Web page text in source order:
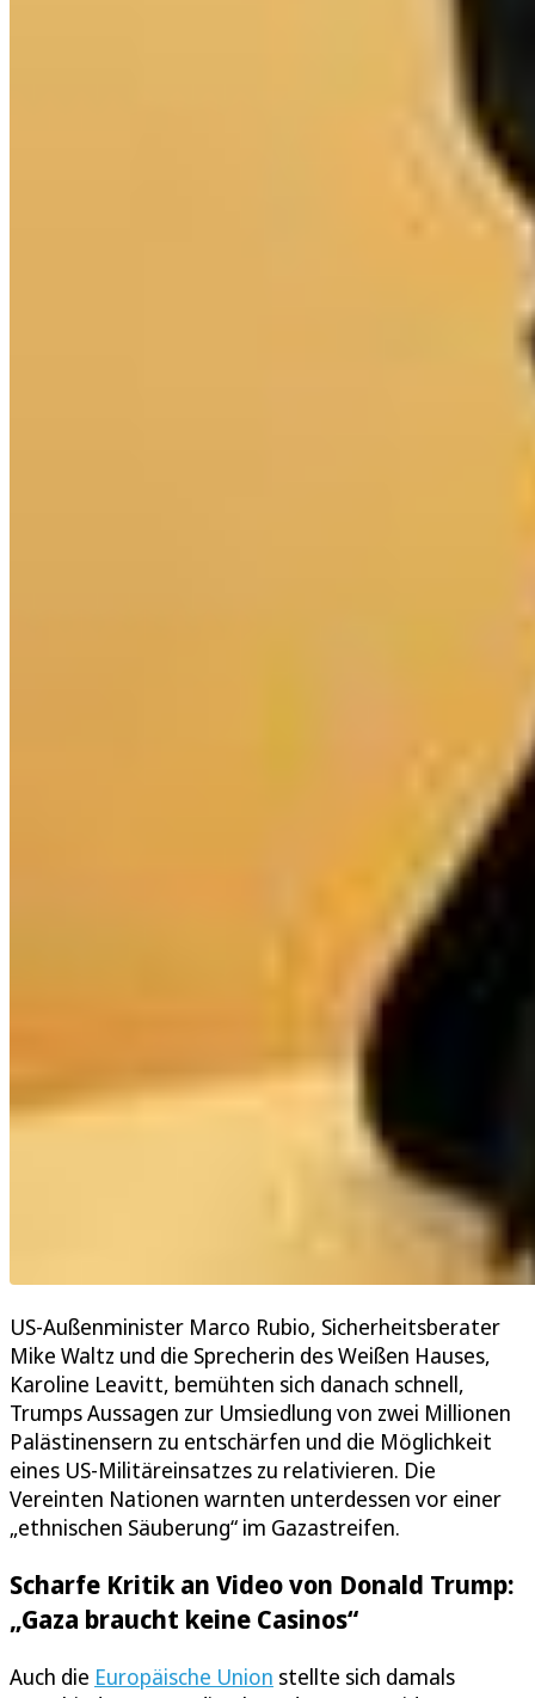
US-Außenminister Marco Rubio, Sicherheitsberater
Mike Waltz und die Sprecherin des Weißen Hauses,
Karoline Leavitt, bemühten sich danach schnell,
Trumps Aussagen zur Umsiedlung von zwei Millionen
Palästinensern zu entschärfen und die Möglichkeit
eines US-Militäreinsatzes zu relativieren. Die
Vereinten Nationen warnten unterdessen vor einer
„ethnischen Säuberung“ im Gazastreifen.
Scharfe Kritik an Video von Donald Trump:
„Gaza braucht keine Casinos“
Auch die Europäische Union stellte sich damals